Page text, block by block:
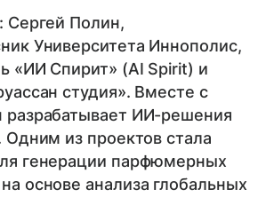
Сергей Полин,
Университета Иннополис,
«ИИ Спирит» (AI Spirit) и
студия». Вместе с
разрабатывает ИИ-решения
Одним из проектов стала
генерации парфюмерных
основе анализа глобальных